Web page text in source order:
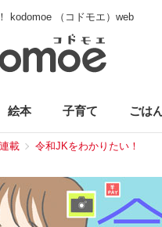
kodomoe （コドモエ）web
絵本 子育て ごは
連載 令和JKをわかりたい！